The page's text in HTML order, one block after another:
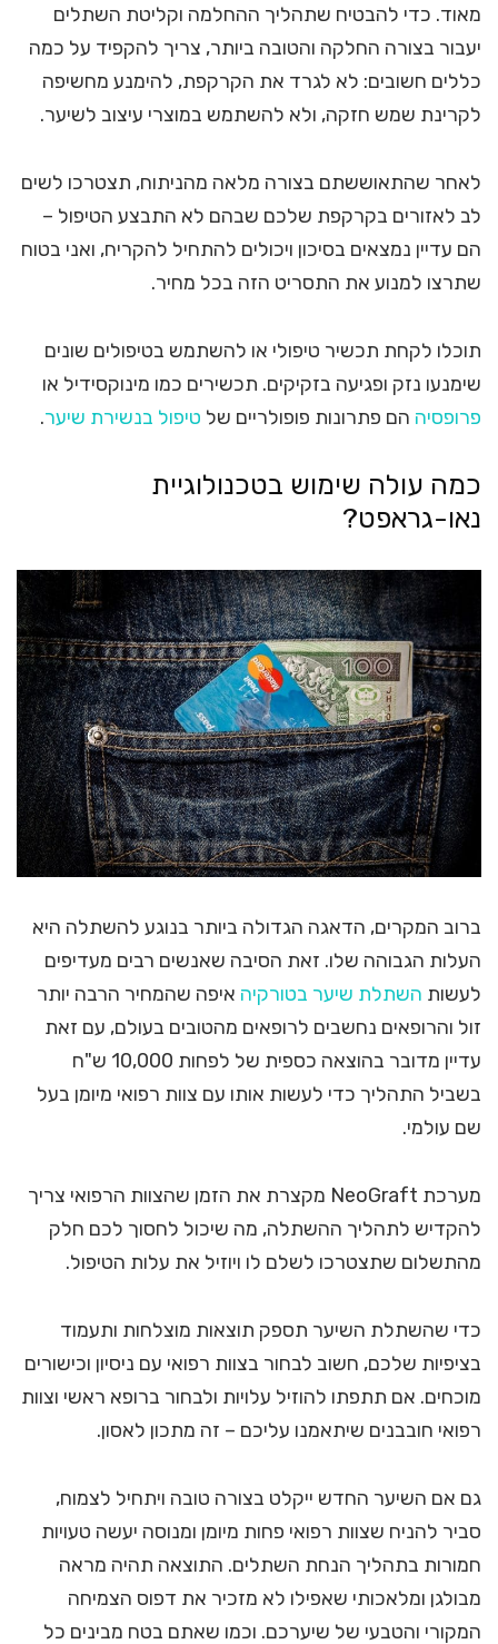
מאוד. כדי להבטיח שתהליך ההחלמה וקליטת השתלים
יעבור בצורה החלקה והטובה ביותר, צריך להקפיד על כמה
כללים חשובים: לא לגרד את הקרקפת, להימנע מחשיפה
לקרינת שמש חזקה, ולא להשתמש במוצרי עיצוב לשיער.
לאחר שהתאוששתם בצורה מלאה מהניתוח, תצטרכו לשים
לב לאזורים בקרקפת שלכם שבהם לא התבצע הטיפול –
הם עדיין נמצאים בסיכון ויכולים להתחיל להקריח, ואני בטוח
שתרצו למנוע את התסריט הזה בכל מחיר.
תוכלו לקחת תכשיר טיפולי או להשתמש בטיפולים שונים
שימנעו נזק ופגיעה בזקיקים. תכשירים כמו מינוקסידיל או
פרופסיה הם פתרונות פופולריים של טיפול בנשירת שיער.
כמה עולה שימוש בטכנולוגיית
נאו-גראפט?
ברוב המקרים, הדאגה הגדולה ביותר בנוגע להשתלה היא
העלות הגבוהה שלו. זאת הסיבה שאנשים רבים מעדיפים
לעשות השתלת שיער בטורקיה איפה שהמחיר הרבה יותר
זול והרופאים נחשבים לרופאים מהטובים בעולם, עם זאת
עדיין מדובר בהוצאה כספית של לפחות 10,000 ש"ח
בשביל התהליך כדי לעשות אותו עם צוות רפואי מיומן בעל
שם עולמי.
מערכת NeoGraft מקצרת את הזמן שהצוות הרפואי צריך
להקדיש לתהליך ההשתלה, מה שיכול לחסוך לכם חלק
מהתשלום שתצטרכו לשלם לו ויוזיל את עלות הטיפול.
כדי שהשתלת השיער תספק תוצאות מוצלחות ותעמוד
בציפיות שלכם, חשוב לבחור בצוות רפואי עם ניסיון וכישורים
מוכחים. אם תתפתו להוזיל עלויות ולבחור ברופא ראשי וצוות
רפואי חובבנים שיתאמנו עליכם – זה מתכון לאסון.
גם אם השיער החדש ייקלט בצורה טובה ויתחיל לצמוח,
סביר להניח שצוות רפואי פחות מיומן ומנוסה יעשה טעויות
חמורות בתהליך הנחת השתלים. התוצאה תהיה מראה
מבולגן ומלאכותי שאפילו לא מזכיר את דפוס הצמיחה
המקורי והטבעי של שיערכם. וכמו שאתם בטח מבינים כל